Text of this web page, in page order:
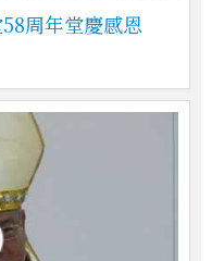
周年堂慶感恩